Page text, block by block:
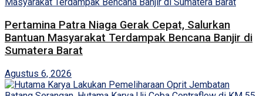
Pertamina Patra Niaga Gerak Cepat, Salurkan
Bantuan Masyarakat Terdampak Bencana Banjir di
Sumatera Barat
Agustus 6, 2026